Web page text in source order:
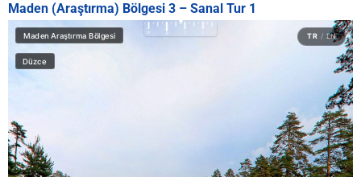
Maden (Araştırma) Bölgesi 3 – Sanal Tur 1